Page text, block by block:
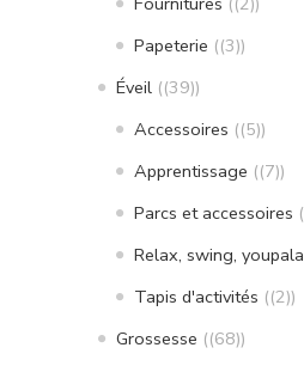
Papeterie (3)
Éveil (39)
Accessoires (5)
Apprentissage (7)
Parcs et accessoires
Relax, swing, youpala
Tapis d'activités (2)
Grossesse (68)